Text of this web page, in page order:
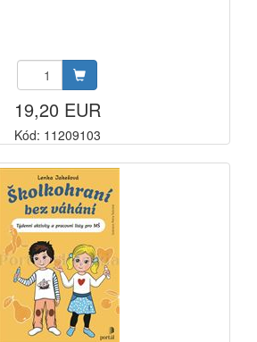
19,20 EUR
Kód: 11209103